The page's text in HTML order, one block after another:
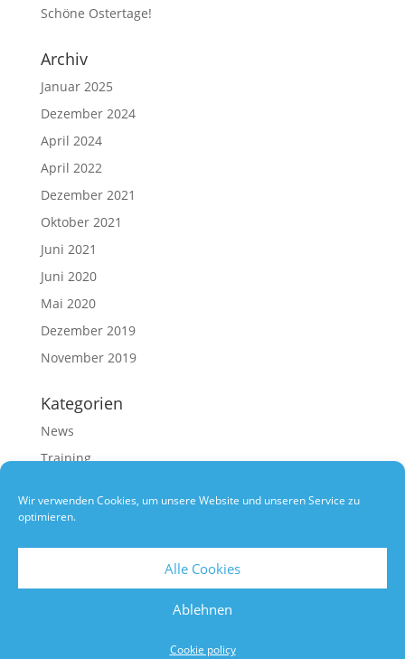
Wir verwenden Cookies, um unsere Website und unseren Service zu
optimieren.
Alle Cookies
Ablehnen
Cookie policy
Schöne Ostertage!
Archiv
Januar 2025
Dezember 2024
April 2024
April 2022
Dezember 2021
Oktober 2021
Juni 2021
Juni 2020
Mai 2020
Dezember 2019
November 2019
Kategorien
News
Training
Impressum & Datenschutz Cookie policy (EU)
Copyright: Berimbau Xango Capoeira 2019